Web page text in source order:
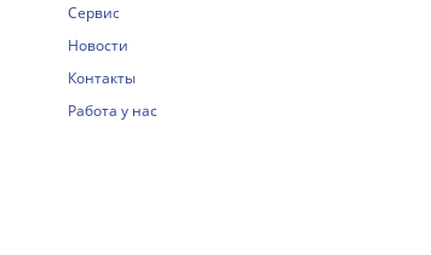
Сервис
Новости
Контакты
Работа у нас